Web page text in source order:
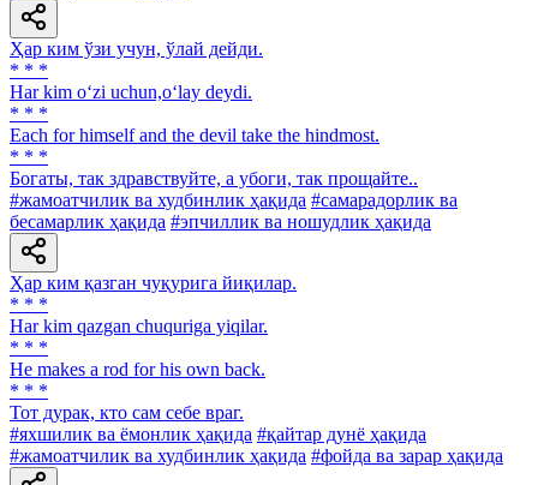
Ҳар ким ўзи учун, ўлай дейди.
* * *
Har kim o‘zi uchun,o‘lay deydi.
* * *
Each for himself and the devil take the hindmost.
* * *
Богаты, так здравствуйте, а убоги, так прощайте..
#жамоатчилик ва худбинлик ҳақида #самарадорлик ва
бесамарлик ҳақида #эпчиллик ва ношудлик ҳақида
Ҳар ким қазган чуқурига йиқилар.
* * *
Har kim qazgan chuquriga yiqilar.
* * *
He makes a rod for his own back.
* * *
Тот дурак, кто сам себе враг.
#яхшилик ва ёмонлик ҳақида #қайтар дунё ҳақида
#жамоатчилик ва худбинлик ҳақида #фойда ва зарар ҳақида